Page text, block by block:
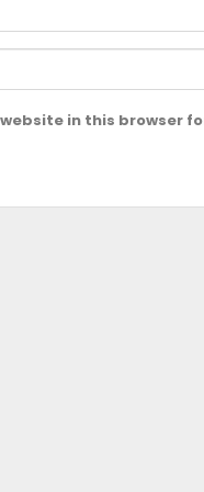
in this browser